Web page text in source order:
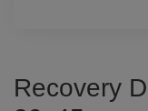
Recovery